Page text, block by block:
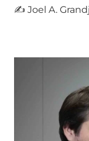
✍ Joel A.